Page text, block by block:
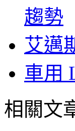
趨勢
艾邁
車用
相關文